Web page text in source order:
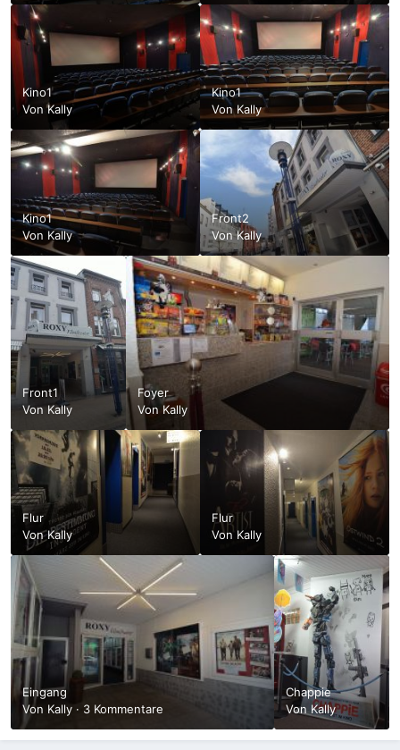
Kino1
VonKally
Kino1
VonKally
Kino1
Von Kally
Front2
VonKally
Front1
VonKally
Foyer
Von Kally
Flur
VonKally
Flur
Von Kally
Eingang
Von Kally · 3 Kommentare
Chappie
Von Kally